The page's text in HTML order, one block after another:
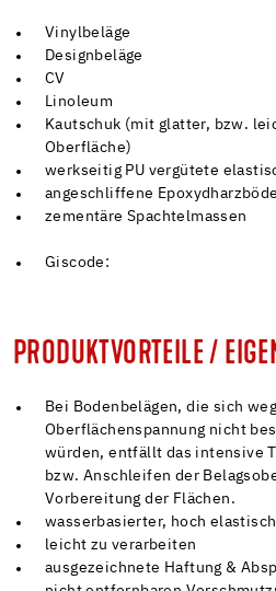
Vinylbeläge
Designbeläge
CV
Linoleum
Kautschuk (mit glatter, bzw.
Oberfläche)
werkseitig PU vergütete
angeschliffene
zementäre Spachtelmassen
Giscode:
PRODUKTVORTEILE /
Bei Bodenbelägen, die sich
Oberflächenspannung nicht
würden, entfällt das intensive
bzw. Anschleifen der
Vorbereitung der Flächen.
wasserbasierter, hoch
leicht zu verarbeiten
ausgezeichnete Haftung &